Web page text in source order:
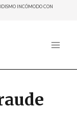
INCÓMODO CON